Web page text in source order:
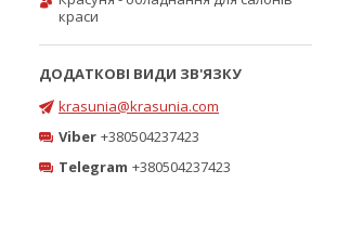
краси
krasunia@krasunia.com
Viber +380504237423
Telegram +380504237423